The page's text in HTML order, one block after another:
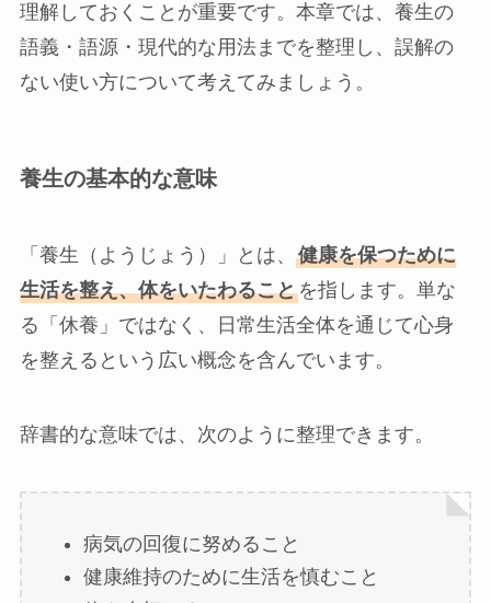
理解しておくことが重要です。本章では、養生の
語義・語源・現代的な用法までを整理し、誤解の
ない使い方について考えてみましょう。
養生の基本的な意味
「養生（ようじょう）」とは、 健康を保つために
生活を整え、体をいたわることを指します。単な
る「休養」ではなく、日常生活全体を通じて心身
を整えるという広い概念を含んでいます。
辞書的な意味では、次のように整理できます。
病気の回復に努めること
健康維持のために生活を慎むこと